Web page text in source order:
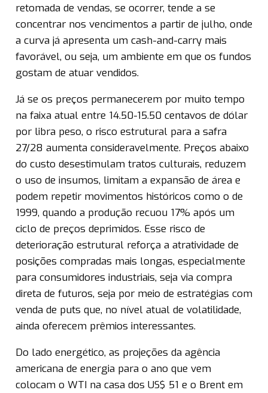
retomada de vendas, se ocorrer, tende a se
concentrar nos vencimentos a partir de julho, onde
a curva já apresenta um cash-and-carry mais
favorável, ou seja, um ambiente em que os fundos
gostam de atuar vendidos.
Já se os preços permanecerem por muito tempo
na faixa atual entre 14.50-15.50 centavos de dólar
por libra peso, o risco estrutural para a safra
27/28 aumenta consideravelmente. Preços abaixo
do custo desestimulam tratos culturais, reduzem
o uso de insumos, limitam a expansão de área e
podem repetir movimentos históricos como o de
1999, quando a produção recuou 17% após um
ciclo de preços deprimidos. Esse risco de
deterioração estrutural reforça a atratividade de
posições compradas mais longas, especialmente
para consumidores industriais, seja via compra
direta de futuros, seja por meio de estratégias com
venda de puts que, no nível atual de volatilidade,
ainda oferecem prêmios interessantes.
Do lado energético, as projeções da agência
americana de energia para o ano que vem
colocam o WTI na casa dos US$ 51 e o Brent em